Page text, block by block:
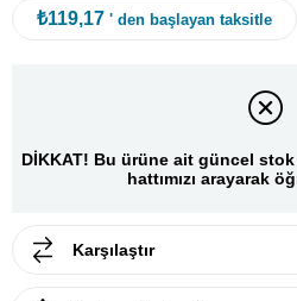
₺119,17 ' den başlayan taksitle
DİKKAT! Bu ürüne ait güncel
hattımızı arayarak
Karşılaştır